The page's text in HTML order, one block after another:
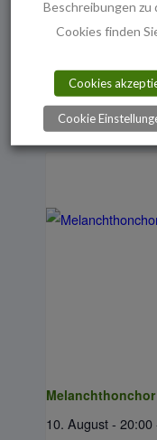
10. August - 18:30
Melanchthonchor
10. August - 20:00
Beschreibungen
Cookies finden
Cookies
Cookie